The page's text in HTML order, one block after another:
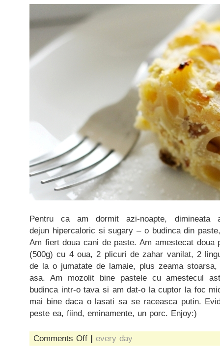
Pentru ca am dormit azi-noapte,
dejun hipercaloric si sugary – o budinca din
Am fiert doua cani de paste. Am amestecat doua
(500g) cu 4 oua, 2 plicuri de zahar vanilat, 2
de la o jumatate de lamaie, plus zeama
asa. Am mozolit bine pastele cu amestecul
budinca intr-o tava si am dat-o la cuptor la foc
mai bine daca o lasati sa se raceasca putin.
peste ea, fiind, eminamente, un porc. Enjoy:)
Comments Offon
budinca
| every day